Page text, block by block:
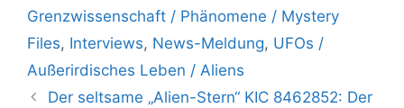
Grenzwissenschaft / Phänomene / Mystery
Files, Interviews, News-Meldung, UFOs /
Außerirdisches Leben / Aliens
Der seltsame „Alien-Stern“ KIC 8462852: Der